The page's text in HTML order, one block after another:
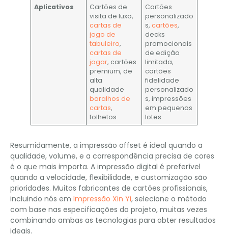
Aplicativos
Cartões de
visita de luxo,
cartas de
jogo de
tabuleiro,
cartas de
jogar, cartões
premium, de
alta
qualidade
baralhos de
cartas,
folhetos
Cartões
personalizado
s,cartões,
decks
promocionais
de edição
limitada,
cartões
fidelidade
personalizado
s, impressões
em pequenos
lotes
Resumidamente, a impressão offset é ideal quando a
qualidade, volume, e a correspondência precisa de cores
é o que mais importa. A impressão digital é preferível
quando a velocidade, flexibilidade, e customização são
prioridades. Muitos fabricantes de cartões profissionais,
incluindo nós em Impressão Xin Yi, selecione o método
com base nas especificações do projeto, muitas vezes
combinando ambas as tecnologias para obter resultados
ideais.